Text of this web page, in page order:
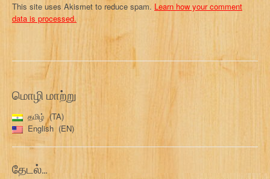
This site uses Akismet to reduce spam. Learn how your comment
data is processed.
மொழி மாற்று
தமிழ்
TA
English
EN
தேடல்…